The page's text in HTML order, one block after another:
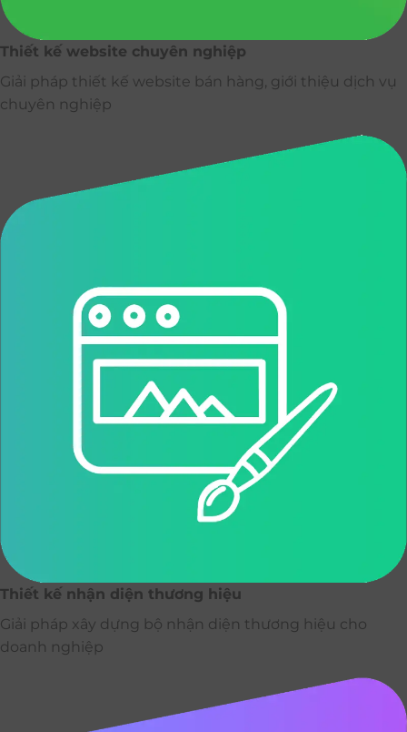
Thiết kế website chuyên nghiệp
Giải pháp thiết kế website bán hàng, giới thiệu dịch vụ
chuyên nghiệp
Thiết kế nhận diện thương hiệu
Giải pháp xây dựng bộ nhận diện thương hiệu cho
doanh nghiệp